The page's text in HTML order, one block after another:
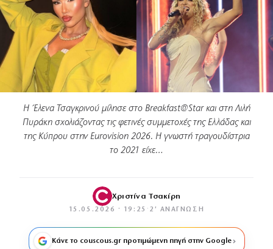
Η Έλενα Τσαγκρινού μίλησε στο Breakfast@Star και στη Λιλή
Πυράκη σχολιάζοντας τις φετινές συμμετοχές της Ελλάδας και
της Κύπρου στην Eurovision 2026. Η γνωστή τραγουδίστρια
το 2021 είχε…
Χριστίνα Τσακίρη
15.05.2026 · 19:25 · 2′ ΑΝΆΓΝΩΣΗ
Κάνε το couscous.gr προτιμώμενη πηγή στην Google